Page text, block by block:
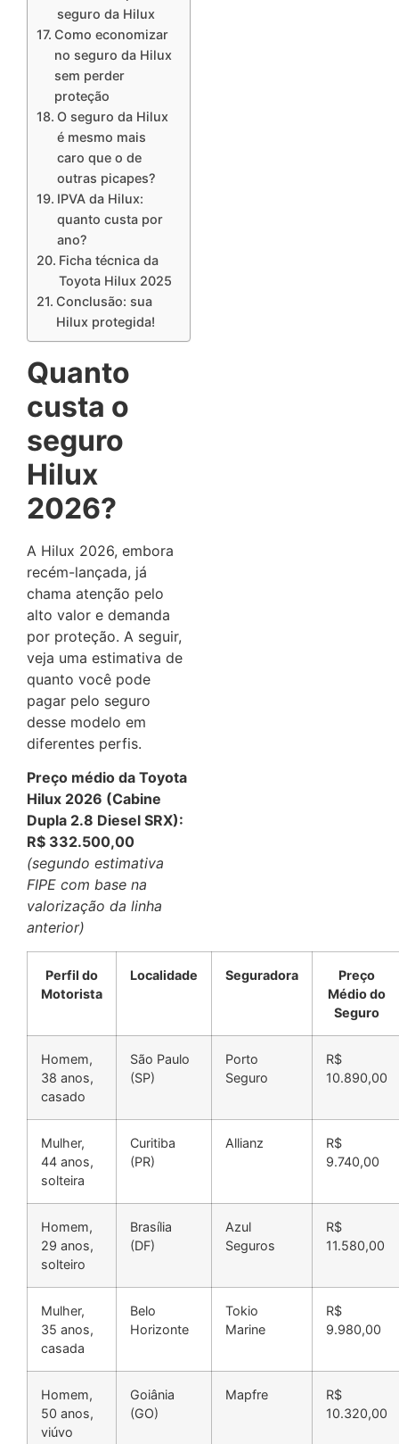
seguro da Hilux
Como economizar
no seguro da Hilux
sem perder
proteção
O seguro da Hilux
é mesmo mais
caro que o de
outras picapes?
IPVA da Hilux:
quanto custa por
ano?
Ficha técnica da
Toyota Hilux 2025
Conclusão: sua
Hilux protegida!
Quanto
custa o
seguro
Hilux
2026?
A Hilux 2026, embora
recém-lançada, já
chama atenção pelo
alto valor e demanda
por proteção. A seguir,
veja uma estimativa de
quanto você pode
pagar pelo seguro
desse modelo em
diferentes perfis.
Preço médio da Toyota
Hilux 2026 (Cabine
Dupla 2.8 Diesel SRX):
R$ 332.500,00
(segundo estimativa
FIPE com base na
valorização da linha
anterior)
Perfil do
Motorista
Localidade Seguradora
Preço
Médio do
Seguro
Homem,
38 anos,
casado
São Paulo
(SP)
Porto
Seguro
R$
10.890,00
Mulher,
44 anos,
solteira
Curitiba
(PR)
Allianz
R$
9.740,00
Homem,
29 anos,
solteiro
Brasília
(DF)
Azul
Seguros
R$
11.580,00
Mulher,
35 anos,
casada
Belo
Horizonte
Tokio
Marine
R$
9.980,00
Homem,
50 anos,
viúvo
Goiânia
(GO)
Mapfre
R$
10.320,00